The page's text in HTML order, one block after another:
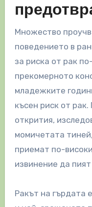
Множество
поведението в
за риска от рак
прекомерното
младежките
късен риск от
открития,
момичетата
приемат по-
извинение да
Ракът на гърдата